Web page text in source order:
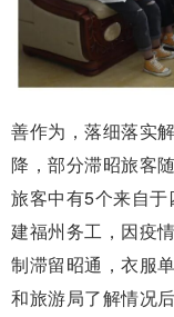
善作为，落细落实
降，部分滞昭旅客
旅客中有5个来自
建福州务工，因疫
制滞留昭通，衣服
和旅游局了解情况